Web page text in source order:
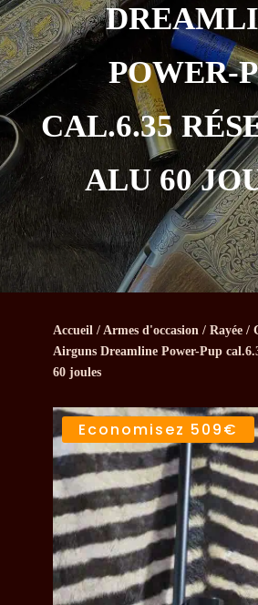
POWER-
CAL.6.35
ALU 60
Accueil / Armes d'occasion /Rayée /
Airguns Dreamline Power-Pup
60 joules
Economisez 509€